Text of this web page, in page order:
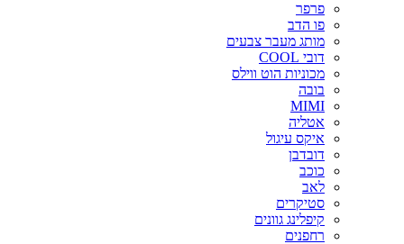
פרפר
פו הדב
מותג מעבר צבעים
דובי COOL
מכוניות הוט ווילס
בובה
MIMI
אטליה
איקס עיגול
דובדבן
כוכב
לאב
סטיקרים
קיפלינג גוונים
רחפנים